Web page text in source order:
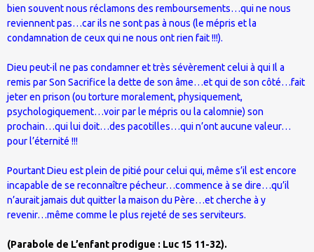
bien souvent nous réclamons des remboursements…qui ne nous
reviennent pas…car ils ne sont pas à nous (le mépris et la
condamnation de ceux qui ne nous ont rien fait !!!).
Dieu peut-il ne pas condamner et très sévèrement celui à qui Il a
remis par Son Sacrifice la dette de son âme…et qui de son côté…fait
jeter en prison (ou torture moralement, physiquement,
psychologiquement…voir par le mépris ou la calomnie) son
prochain…qui lui doit…des pacotilles…qui n’ont aucune valeur…
pour l’éternité !!!
Pourtant Dieu est plein de pitié pour celui qui, même s’il est encore
incapable de se reconnaître pécheur…commence à se dire…qu’il
n’aurait jamais dut quitter la maison du Père…et cherche à y
revenir…même comme le plus rejeté de ses serviteurs.
(Parabole de L’enfant prodigue : Luc 15 11-32).